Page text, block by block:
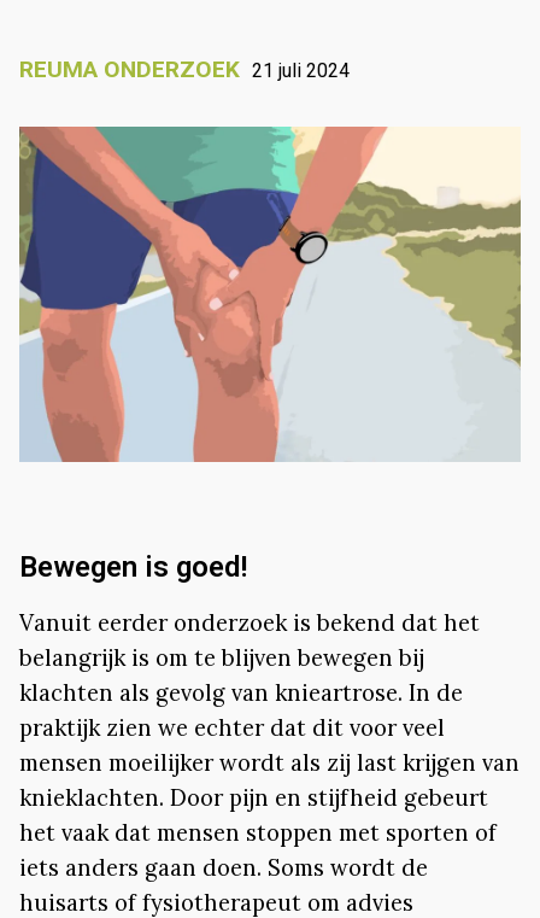
REUMA ONDERZOEK 21 juli 2024
Bewegen is goed!
Vanuit eerder onderzoek is bekend dat het
belangrijk is om te blijven bewegen bij
klachten als gevolg van knieartrose. In de
praktijk zien we echter dat dit voor veel
mensen moeilijker wordt als zij last krijgen van
knieklachten. Door pijn en stijfheid gebeurt
het vaak dat mensen stoppen met sporten of
iets anders gaan doen. Soms wordt de
huisarts of fysiotherapeut om advies